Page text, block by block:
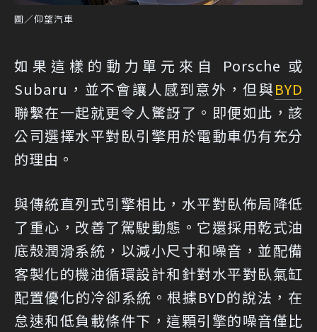
圖／仰望汽車
如果這樣的動力單元來自 Porsche 或
Subaru，並不會讓人感到意外，但與BYD
聯繫在一起就更令人驚訝了。即便如此，該
公司選擇水平對臥引擎用於電動車仍有充分
的理由。
與傳統直列式引擎相比，水平對臥佈局降低
了重心，改善了駕駛動態。它還採用乾式油
底殼潤滑系統，以減小尺寸和噪音，並配備
客製化的機油循環設計和針對水平對臥氣缸
配置優化的冷卻系統。根據BYD的說法，在
怠速和低負載條件下，這顆引擎的噪音僅比